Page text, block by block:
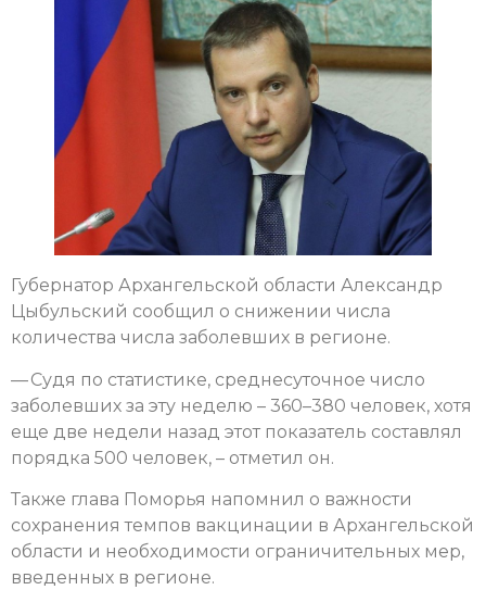
Губернатор Архангельской области Александр
Цыбульский сообщил о снижении числа
количества числа заболевших в регионе.
— Судя по статистике, среднесуточное число
заболевших за эту неделю – 360–380 человек, хотя
еще две недели назад этот показатель составлял
порядка 500 человек, – отметил он.
Также глава Поморья напомнил о важности
сохранения темпов вакцинации в Архангельской
области и необходимости ограничительных мер,
введенных в регионе.